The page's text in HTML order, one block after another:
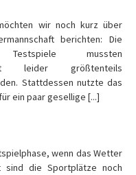
wir noch kurz über
berichten: Die
Testspiele mussten
leider größtenteils
Stattdessen nutzte das
ein paar gesellige [...]
wenn das Wetter
die Sportplätze noch